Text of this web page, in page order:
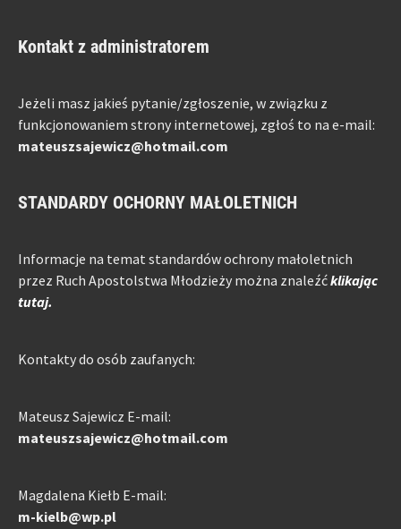
Kontakt z administratorem
Jeżeli masz jakieś pytanie/zgłoszenie, w związku z
funkcjonowaniem strony internetowej, zgłoś to na e-mail:
mateuszsajewicz@hotmail.com
STANDARDY OCHORNY MAŁOLETNICH
Informacje na temat standardów ochrony małoletnich
przez Ruch Apostolstwa Młodzieży można znaleźćklikając
tutaj.
Kontakty do osób zaufanych:
Mateusz Sajewicz E-mail:
mateuszsajewicz@hotmail.com
Magdalena Kiełb E-mail:
m-kielb@wp.pl